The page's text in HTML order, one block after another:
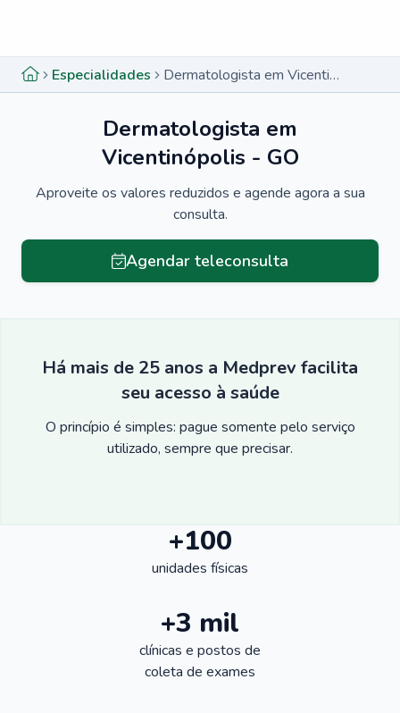
Especialidades Dermatologista em Vicentinópolis - GO
Dermatologista em
Vicentinópolis - GO
Aproveite os valores reduzidos e agende agora a sua
consulta.
Agendar teleconsulta
Há mais de 25 anos a Medprev facilita
seu acesso à saúde
O princípio é simples: pague somente pelo serviço
utilizado, sempre que precisar.
+100
unidades físicas
+3 mil
clínicas e postos de
coleta de exames